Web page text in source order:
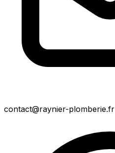
contact@raynier-plomberie.fr